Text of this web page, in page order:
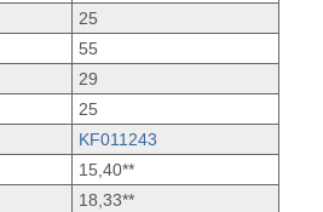
25
55
29
25
KF011243
15,40**
18,33**